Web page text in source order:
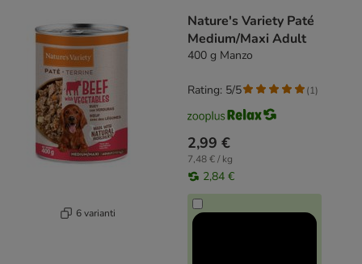
6 varianti
Nature's Variety Paté
Medium/Maxi Adult
400 g Manzo
2,99 €
7,48 € / kg
2,84 €
Rating: 5/5 (1)